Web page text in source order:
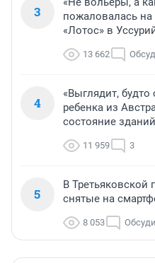
3
пожаловалась на
«Лотос» в
13 662
4
«Выглядит, будто
ребенка из
состояние
11 959 3
5
В Третьяковской
снятые на
8 053